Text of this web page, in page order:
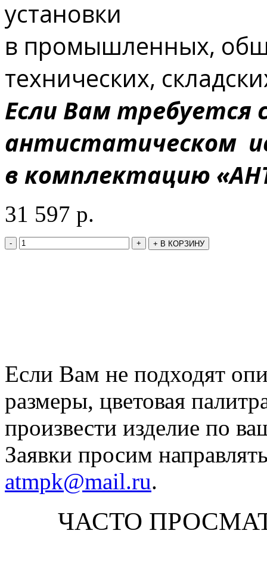
установки
в промышленных,
технических,
Если Вам требуется
антистатическом
в комплектацию
31 597 р.
- + + В КОРЗИНУ
Если Вам не подходят
размеры, цветовая
произвести изделие по
Заявки просим
atmpk@mail.ru.
ЧАСТО